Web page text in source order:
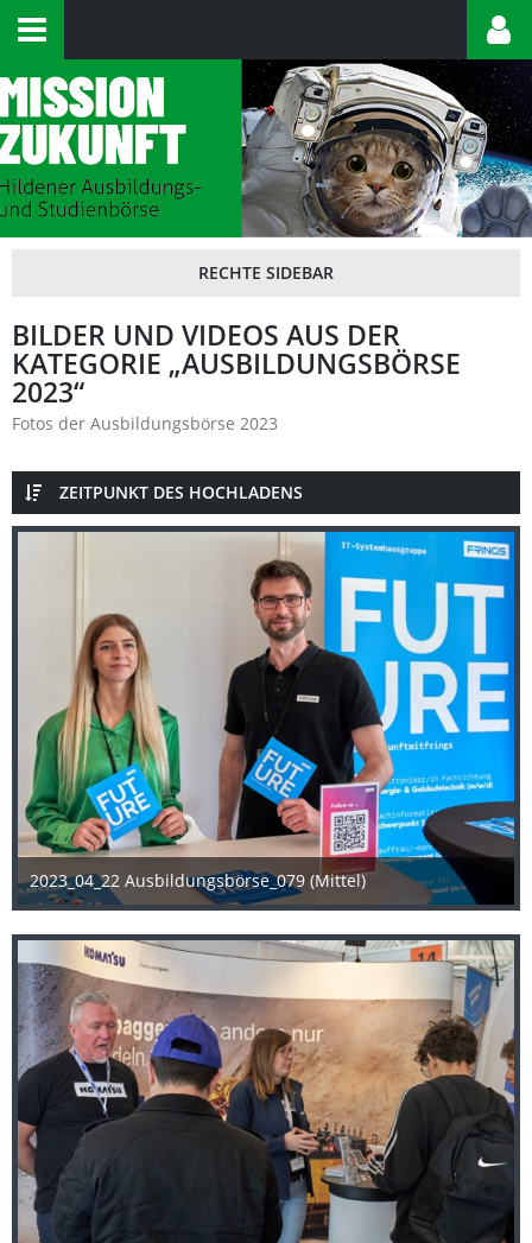
BILDER UND VIDEOS AUS DER
KATEGORIE „AUSBILDUNGSBÖRSE
2023“
Fotos der Ausbildungsbörse 2023
ZEITPUNKT DES HOCHLADENS
2023_04_22 Ausbildungsbörse_079 (Mittel)
25. April 2023